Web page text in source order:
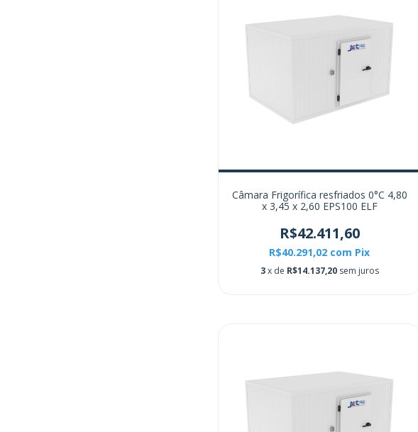
Câmara Frigorífica resfriados 0°C 4,80
x 3,45 x 2,60 EPS100 ELF
R$42.411,60
R$40.291,02 com Pix
3x de R$14.137,20 sem juros